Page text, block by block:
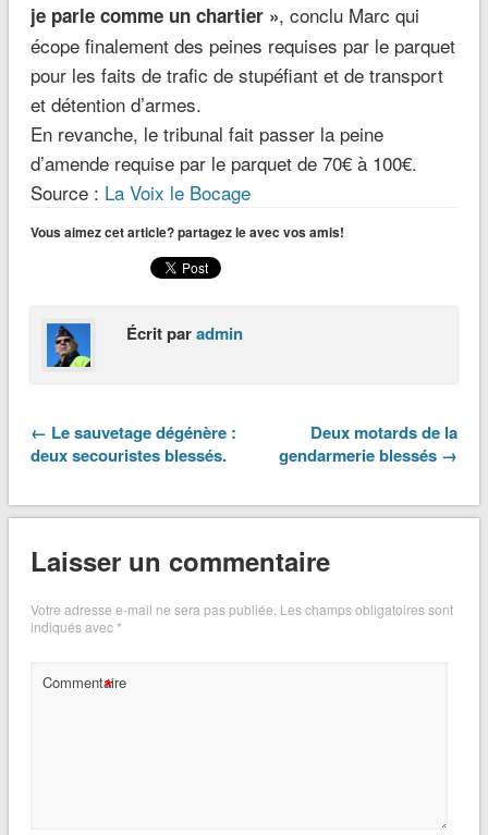
je parle comme un chartier », conclu Marc qui
écope finalement des peines requises par le parquet
pour les faits de trafic de stupéfiant et de transport
et détention d’armes.
En revanche, le tribunal fait passer la peine
d’amende requise par le parquet de 70€ à 100€.
Source : La Voix le Bocage
Vous aimez cet article? partagez le avec vos amis!
Écrit paradmin
← Le sauvetage dégénère :
deux secouristes blessés.
Deux motards de la
gendarmerie blessés →
Laisser un commentaire
Votre adresse e-mail ne sera pas publiée. Les champs obligatoires sont
indiqués avec*
Commentaire
*